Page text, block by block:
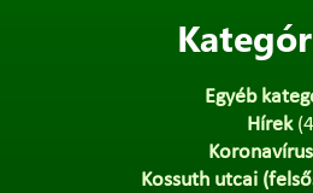
Egyéb
Hírek
Kossuth utcai